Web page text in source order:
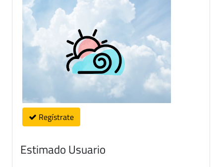
Regístrate
Estimado Usuario